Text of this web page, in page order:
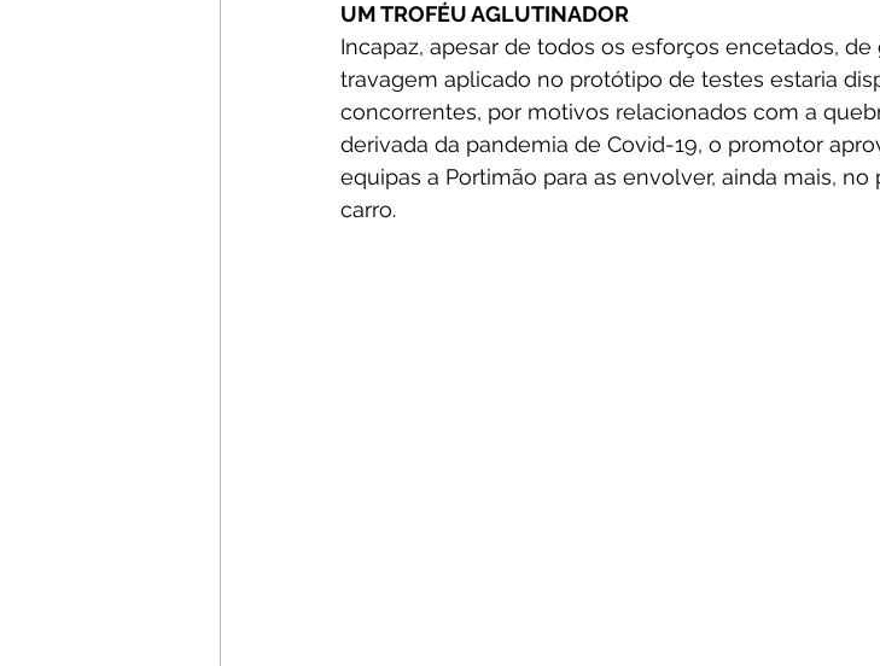
UM TROFÉU AGLUTINADOR
Incapaz, apesar de todos os esforços encetados,
travagem aplicado no protótipo de testes estaria
concorrentes, por motivos relacionados com a
derivada da pandemia de Covid-19, o promotor
equipas a Portimão para as envolver, ainda mais,
carro.